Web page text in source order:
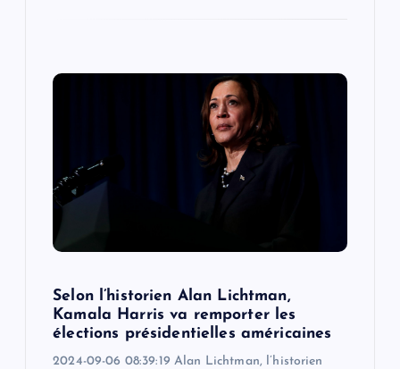
Selon l’historien Alan Lichtman,
Kamala Harris va remporter les
élections présidentielles américaines
2024-09-06 08:39:19 Alan Lichtman, l’historien